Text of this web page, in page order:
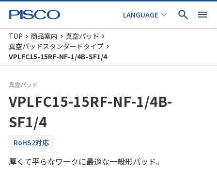
TOP 商品案内
真空パッド
真空パッドスタンダードタイプ
VPLFC15-15RF-NF-1/4B-SF1/4
真空パッド
VPLFC15-15RF-NF-1/4B-
SF1/4
RoHS2対応
厚くて平らなワークに最適な一般形パッド。